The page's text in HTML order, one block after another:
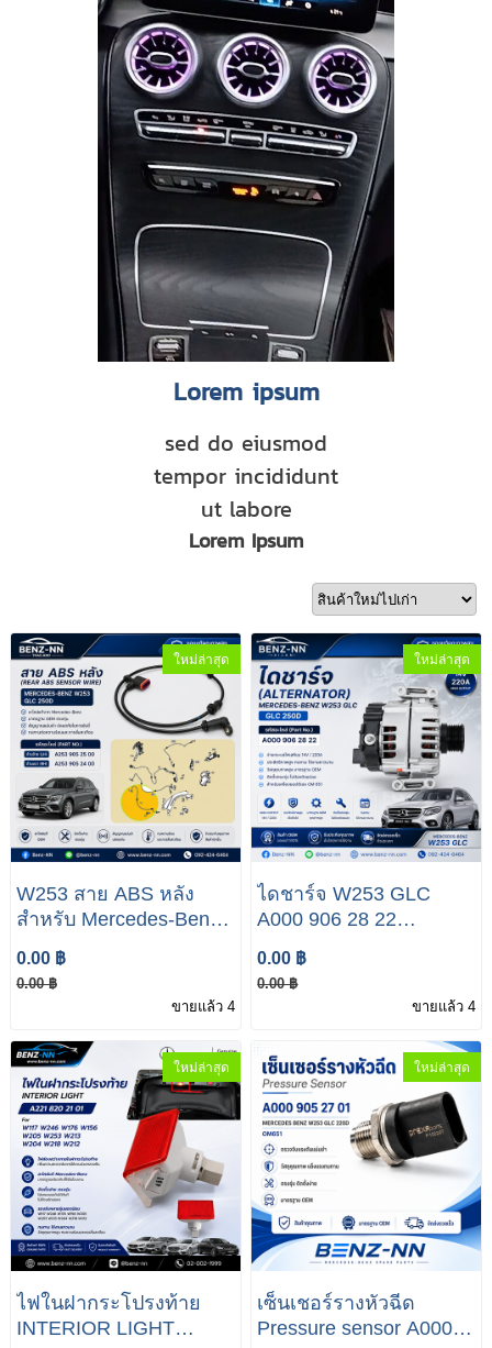
Lorem ipsum
sed do eiusmod
tempor incididunt
ut labore
Lorem Ipsum
ใหม่ล่าสุด
W253 สาย ABS หลัง
สำหรับ Mercedes-Benz
W253 Class GLC 250D
A253 905 25 00 A253
905 24 00
0.00 ฿
0.00 ฿
ขายแล้ว 4
ใหม่ล่าสุด
ไดชาร์จ W253 GLC
A000 906 28 22
Alternator Mercedes
benz GLC 250D
0.00 ฿
0.00 ฿
ขายแล้ว 4
ใหม่ล่าสุด
ไฟในฝากระโปรงท้าย
INTERIOR LIGHT
ใหม่ล่าสุด
เซ็นเชอร์รางหัวฉีด
Pressure sensor A000